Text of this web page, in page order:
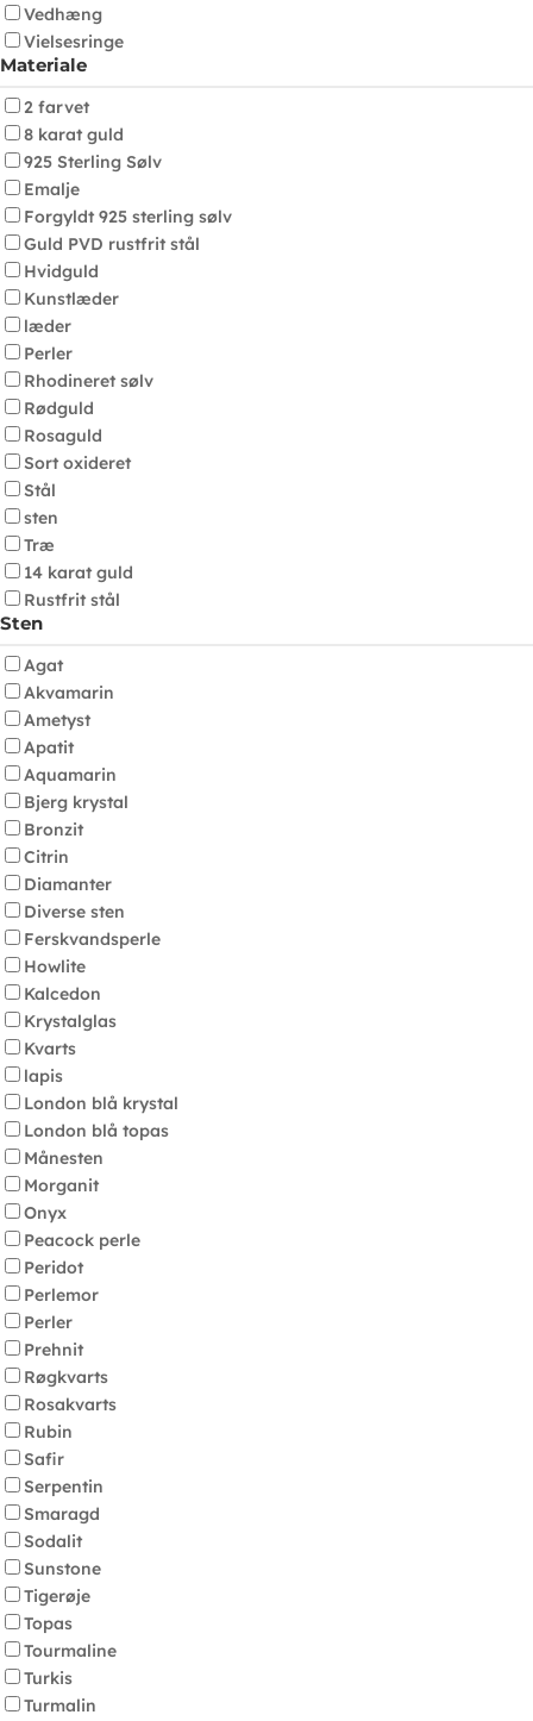
Vedhæng
Vielsesringe
Materiale
2 farvet
8 karat guld
925 Sterling Sølv
Emalje
Forgyldt 925 sterling sølv
Guld PVD rustfrit stål
Hvidguld
Kunstlæder
læder
Perler
Rhodineret sølv
Rødguld
Rosaguld
Sort oxideret
Stål
sten
Træ
14 karat guld
Rustfrit stål
Sten
Agat
Akvamarin
Ametyst
Apatit
Aquamarin
Bjerg krystal
Bronzit
Citrin
Diamanter
Diverse sten
Ferskvandsperle
Howlite
Kalcedon
Krystalglas
Kvarts
lapis
London blå krystal
London blå topas
Månesten
Morganit
Onyx
Peacock perle
Peridot
Perlemor
Perler
Prehnit
Røgkvarts
Rosakvarts
Rubin
Safir
Serpentin
Smaragd
Sodalit
Sunstone
Tigerøje
Topas
Tourmaline
Turkis
Turmalin